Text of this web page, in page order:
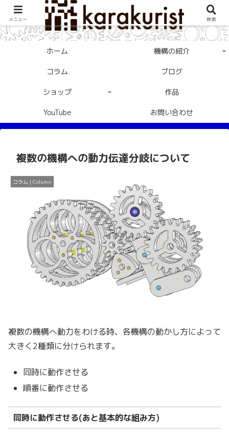
ホーム 機構の紹介
コラム ブログ
ショップ 作品
YouTube お問い合わせ
複数の機構への動力伝達分岐について
コラム | Column
複数の機構へ動力をわける時、各機構の動かし方によって
大きく2種類に分けられます。
同時に動作させる
順番に動作させる
同時に動作させる(あと基本的な組み方)
メニュー 検索